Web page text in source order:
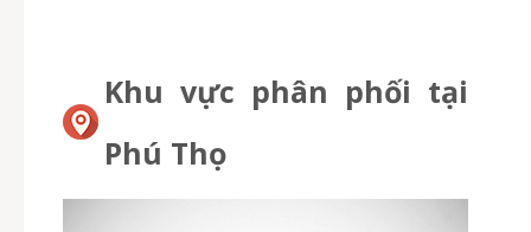
Khu vực phân phối tại
Phú Thọ